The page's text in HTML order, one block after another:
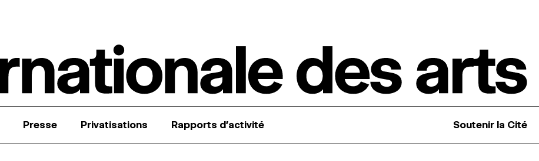
Presse Privatisations Rapports d’activité Soutenir la Cité